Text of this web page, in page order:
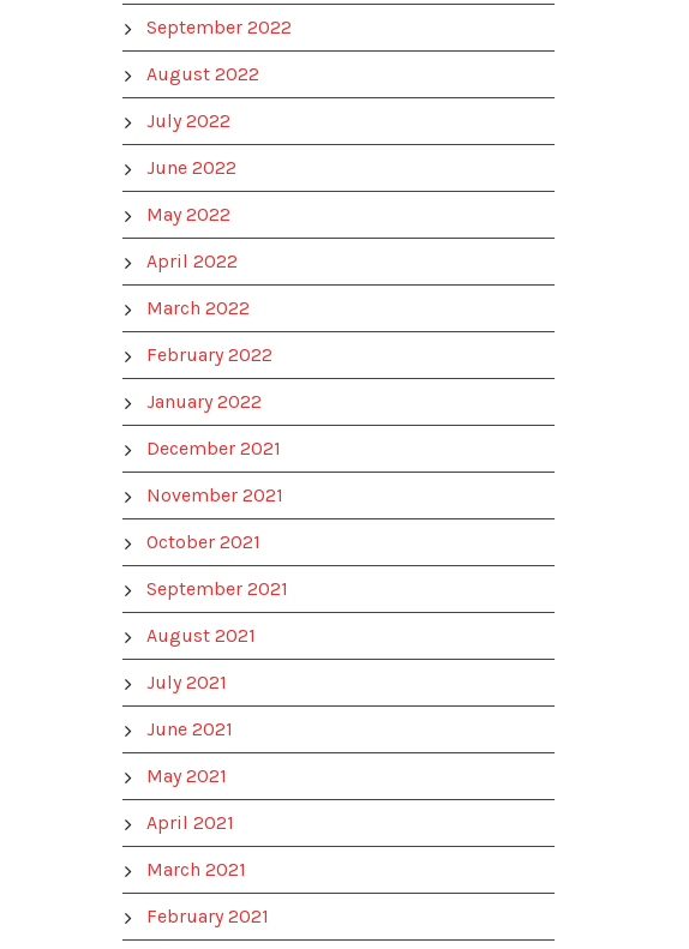
September 2022
August 2022
July 2022
June 2022
May 2022
April 2022
March 2022
February 2022
January 2022
December 2021
November 2021
October 2021
September 2021
August 2021
July 2021
June 2021
May 2021
April 2021
March 2021
February 2021